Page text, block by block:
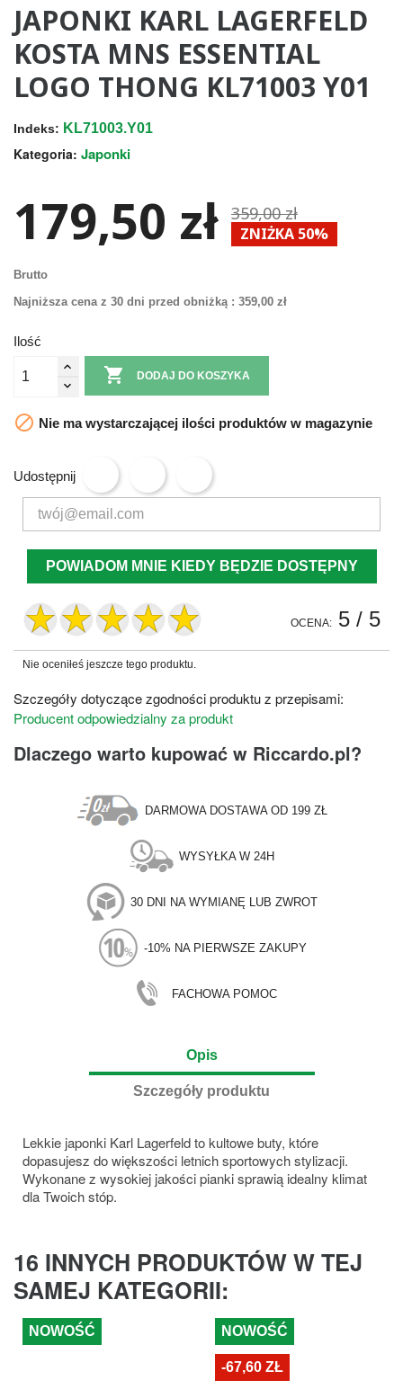
JAPONKI KARL LAGERFELD
KOSTA MNS ESSENTIAL
LOGO THONG KL71003 Y01
Indeks: KL71003.Y01
Kategoria: Japonki
179,50 zł 359,00 zł
ZNIŻKA 50%
Brutto
Najniższa cena z 30 dni przed obniżką : 359,00 zł
Ilość
 DODAJ DO KOSZYKA
 Nie ma wystarczającej ilości produktów w magazynie
Udostępnij
POWIADOM MNIE KIEDY BĘDZIE DOSTĘPNY
OCENA: 5 / 5
Nie oceniłeś jeszcze tego produktu.
Szczegóły dotyczące zgodności produktu z przepisami:
Producent odpowiedzialny za produkt
Dlaczego warto kupować w Riccardo.pl?
DARMOWA DOSTAWA OD 199 ZŁ
WYSYŁKA W 24H
30 DNI NA WYMIANĘ LUB ZWROT
-10% NA PIERWSZE ZAKUPY
FACHOWA POMOC
Opis
Szczegóły produktu
Lekkie japonki Karl Lagerfeld to kultowe buty, które
dopasujesz do większości letnich sportowych stylizacji.
Wykonane z wysokiej jakości pianki sprawią idealny klimat
dla Twoich stóp.
16 INNYCH PRODUKTÓW W TEJ
SAMEJ KATEGORII:
NOWOŚĆ NOWOŚĆ
-67,60 ZŁ